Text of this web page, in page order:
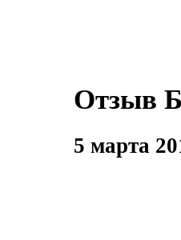
Отзыв
5 марта